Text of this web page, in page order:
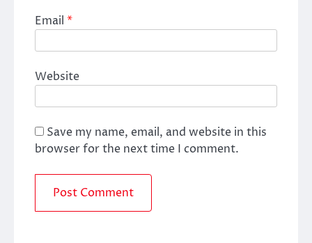
Email *
Website
Save my name, email, and website in this
browser for the next time I comment.